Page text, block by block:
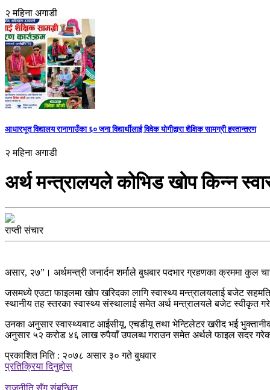
२ महिना अगाडी
आधारभूत विद्यालय रानागाउँका ६० जना विद्यार्थीलाई विवेक योगीद्वारा शैक्षिक सामग्री हस्तान्तरण
२ महिना अगाडी
अर्थ मन्त्रालयले कोभिड खोप किन्न
राप्ती संचार
असार, २७”। अर्थमन्त्री जनार्दन शर्माले बुधबार पदभार ग्रहणका क्रममा कुल
जसमध्ये एउटा फाइलमा खोप खरिदका लागि स्वास्थ्य मन्त्रालयलाई बजेट
स्थानीय तह स्तरका स्वास्थ्य संस्थालाई समेत अर्थ मन्त्रालयले बजेट स्वीकृत
उनका अनुसार स्वास्थ्यबाट आईसीयू, एचडीयू तथा भेन्टिलेटर खरीद भई
अनुसार ५२ करोड ४६ लाख रुपैयाँ उपलब्ध गराउन समेत अर्थले फाइल सदर
प्रकाशित मिति : २०७८ असार ३० गते बुधवार
प्रतिक्रिया दिनुहोस्
राजनीति सँग संबन्धित